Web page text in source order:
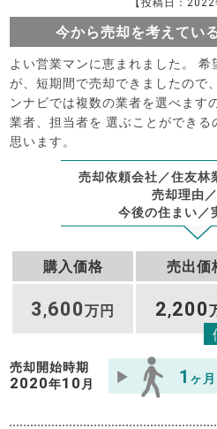
今から売却を考えてい
よい営業マンに恵まれました。
が、短期間で売却できましたので
ンナビでは複数の業者を選べます
業者、担当者を 選ぶことができる
思います。
売却依頼会社／住友林
売却理由
今後の住まい／
購入価格 売出価
3 ,600万円 2,200
売却開始時期
2020年10 月 1 ヶ月